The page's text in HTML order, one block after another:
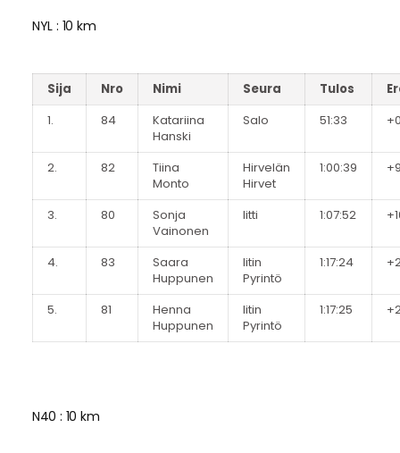
NYL : 10 km
Sija Nro Nimi Seura Tulos
1.
84
Katariina
Hanski
Salo 51:33
2. 82
Tiina
Monto
Hirvelän
Hirvet
1:00:39
3. 80
Sonja
Vainonen
Iitti 1:07:52
4. 83
Saara
Huppunen
Iitin
Pyrintö
1:17:24
5. 81
Henna
Huppunen
Iitin
Pyrintö
1:17:25
N40 : 10 km